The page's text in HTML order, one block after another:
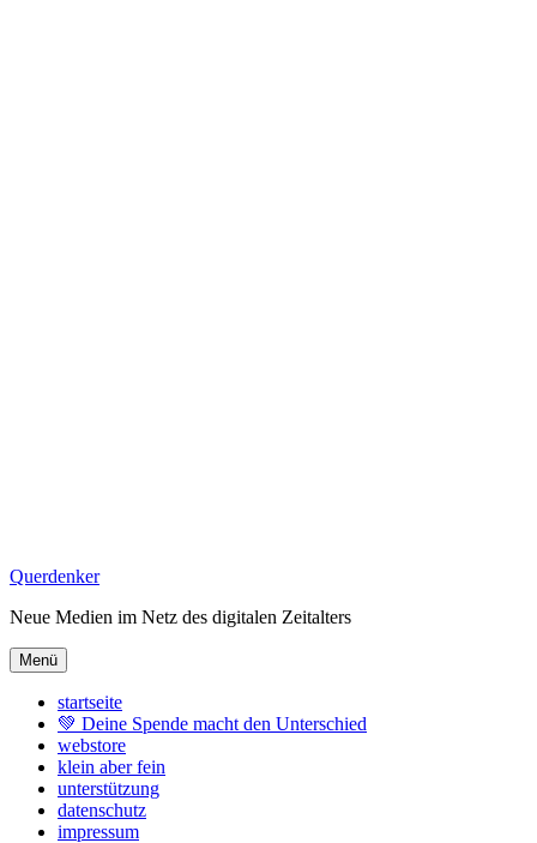
Zum
springen
Querdenker
Neue Medien im Netz des digitalen Zeitalters
Menü
startseite
💚 Deine Spende macht den Unterschied
webstore
klein aber fein
unterstützung
datenschutz
impressum